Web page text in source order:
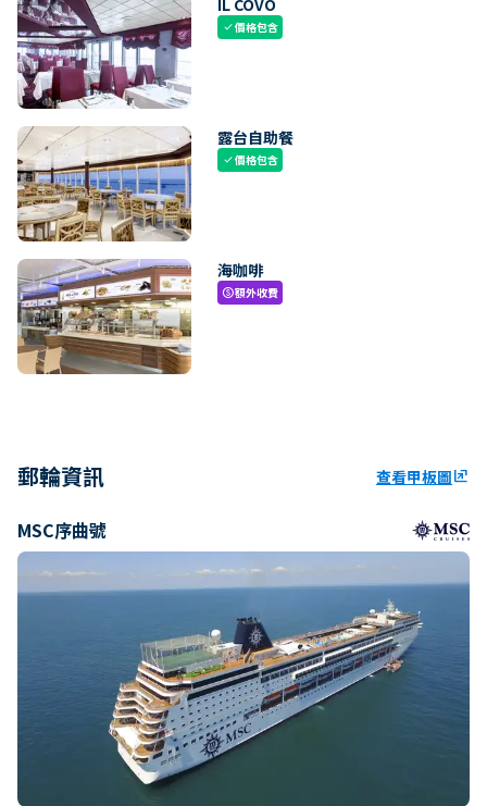
check價格包含
露台自助餐
check價格包含
海咖啡
paid額外收費
郵輪資訊 查看甲板圖ungroup
MSC序曲號